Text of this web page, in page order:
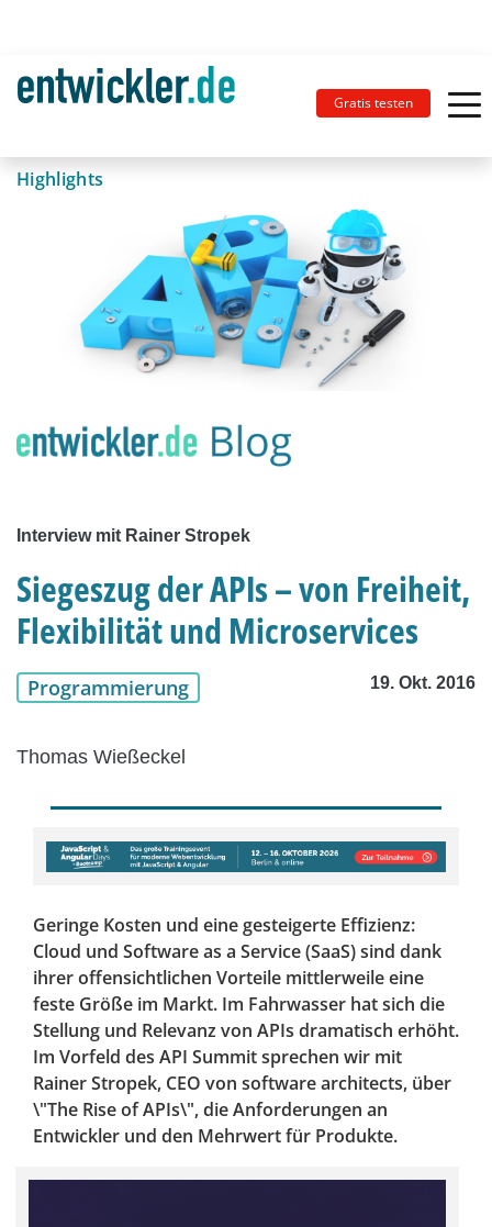
Gratis testen
Highlights
Interview mit Rainer Stropek
Siegeszug der APIs – von Freiheit,
Flexibilität und Microservices
Programmierung 19. Okt. 2016
Thomas Wießeckel
Geringe Kosten und eine gesteigerte Effizienz:
Cloud und Software as a Service (SaaS) sind dank
ihrer offensichtlichen Vorteile mittlerweile eine
feste Größe im Markt. Im Fahrwasser hat sich die
Stellung und Relevanz von APIs dramatisch erhöht.
Im Vorfeld des API Summit sprechen wir mit
Rainer Stropek, CEO von software architects, über
\"The Rise of APIs\", die Anforderungen an
Entwickler und den Mehrwert für Produkte.